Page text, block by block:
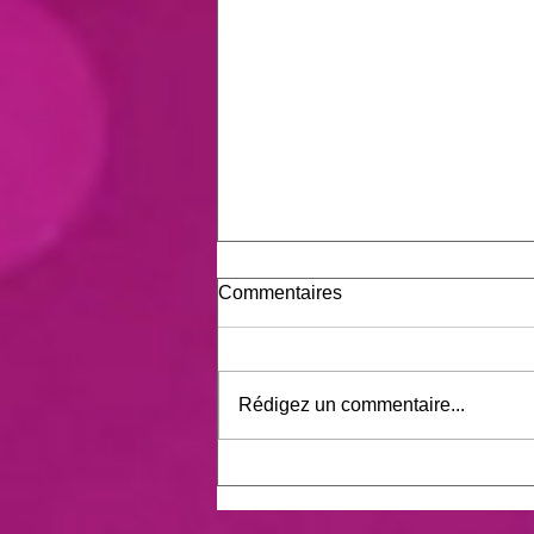
Commentaires
Rédigez un commentaire...